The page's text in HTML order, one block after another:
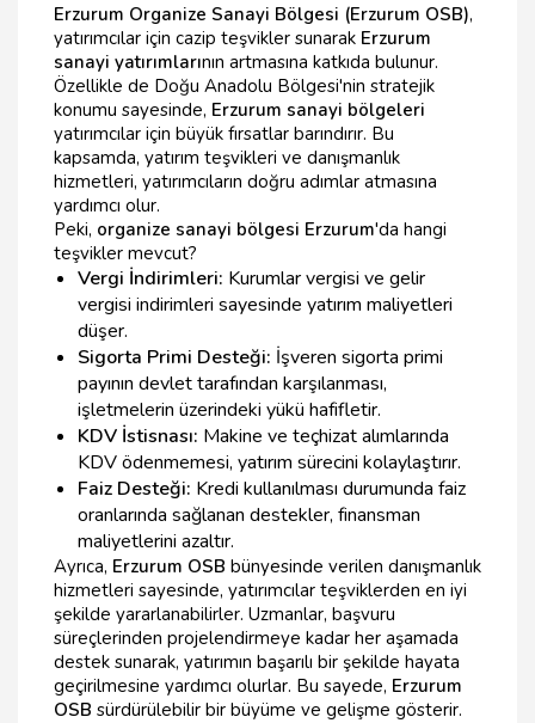
Erzurum Organize Sanayi Bölgesi (Erzurum OSB),
yatırımcılar için cazip teşvikler sunarak Erzurum
sanayi yatırımlarının artmasına katkıda bulunur.
Özellikle de Doğu Anadolu Bölgesi'nin stratejik
konumu sayesinde, Erzurum sanayi bölgeleri
yatırımcılar için büyük fırsatlar barındırır. Bu
kapsamda, yatırım teşvikleri ve danışmanlık
hizmetleri, yatırımcıların doğru adımlar atmasına
yardımcı olur.
Peki, organize sanayi bölgesi Erzurum'da hangi
teşvikler mevcut?
Vergi İndirimleri: Kurumlar vergisi ve gelir
vergisi indirimleri sayesinde yatırım maliyetleri
düşer.
Sigorta Primi Desteği: İşveren sigorta primi
payının devlet tarafından karşılanması,
işletmelerin üzerindeki yükü hafifletir.
KDV İstisnası: Makine ve teçhizat alımlarında
KDV ödenmemesi, yatırım sürecini kolaylaştırır.
Faiz Desteği: Kredi kullanılması durumunda faiz
oranlarında sağlanan destekler, finansman
maliyetlerini azaltır.
Ayrıca, Erzurum OSB bünyesinde verilen danışmanlık
hizmetleri sayesinde, yatırımcılar teşviklerden en iyi
şekilde yararlanabilirler. Uzmanlar, başvuru
süreçlerinden projelendirmeye kadar her aşamada
destek sunarak, yatırımın başarılı bir şekilde hayata
geçirilmesine yardımcı olurlar. Bu sayede, Erzurum
OSB sürdürülebilir bir büyüme ve gelişme gösterir.